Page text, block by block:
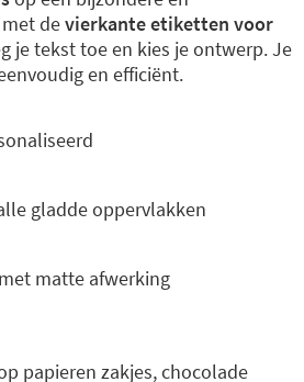
devierkante etiketten voor
je tekst toe en kies je ontwerp. Je
en efficiënt.
gladde oppervlakken
matte afwerking
papieren zakjes, chocolade